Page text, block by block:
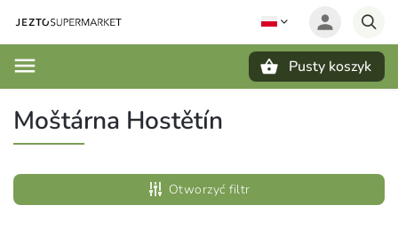
Pusty koszyk
Moštárna Hostětín
Otworzyć filtr